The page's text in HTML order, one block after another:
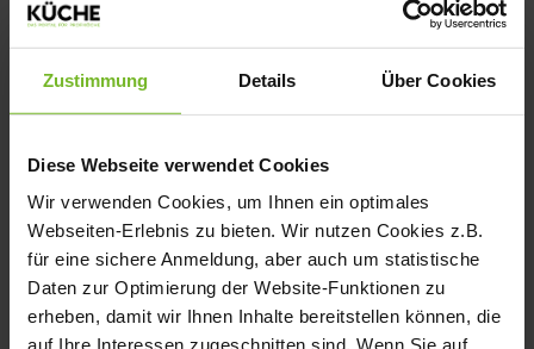
Zustimmung Details Über Cookies
Diese Webseite verwendet Cookies
Wir verwenden Cookies, um Ihnen ein optimales
Webseiten-Erlebnis zu bieten. Wir nutzen Cookies z.B.
für eine sichere Anmeldung, aber auch um statistische
Daten zur Optimierung der Website-Funktionen zu
erheben, damit wir Ihnen Inhalte bereitstellen können, die
auf Ihre Interessen zugeschnitten sind. Wenn Sie auf
Deep Crinkers sind sie extra-knusprig und
lange standstabil.